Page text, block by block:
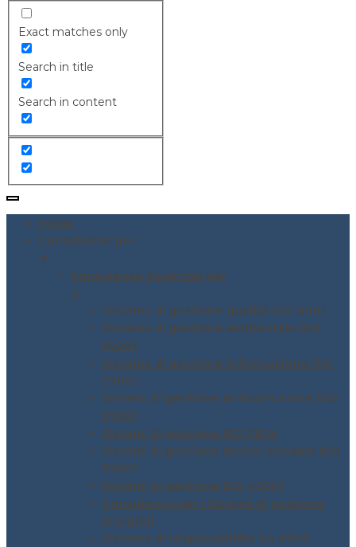
Exact matches only
Search in title
Search in content
Home
Consulenze per
▼
Consulenze Aziendali per
▼
Sistema di gestione qualità ISO 9001
Sistema di gestione ambientale ISO
14001
Sistema di gestione informazione ISO
27001
Sistemi di gestione anticorruzione ISO
37001
Sistemi di gestione ISO 3834
Sistemi di gestione rischio stradale ISO
39001
Sistemi di gestione ISO 45001
Consulenza per i Sistemi di gestione
integrati
Sistema di responsabilità SA 8000